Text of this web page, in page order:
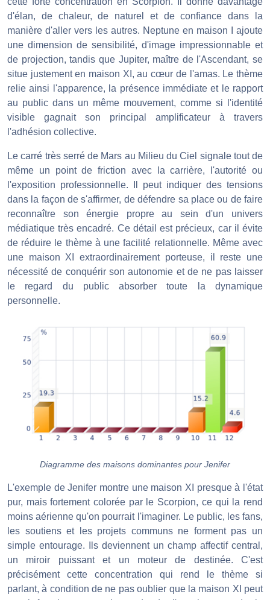
d'élan, de chaleur, de naturel et de confiance dans la
manière d'aller vers les autres. Neptune en maison I ajoute
une dimension de sensibilité, d'image impressionnable et
de projection, tandis que Jupiter, maître de l'Ascendant, se
situe justement en maison XI, au cœur de l'amas. Le thème
relie ainsi l'apparence, la présence immédiate et le rapport
au public dans un même mouvement, comme si l'identité
visible gagnait son principal amplificateur à travers
l'adhésion collective.
Le carré très serré de Mars au Milieu du Ciel signale tout de
même un point de friction avec la carrière, l'autorité ou
l'exposition professionnelle. Il peut indiquer des tensions
dans la façon de s'affirmer, de défendre sa place ou de faire
reconnaître son énergie propre au sein d'un univers
médiatique très encadré. Ce détail est précieux, car il évite
de réduire le thème à une facilité relationnelle. Même avec
une maison XI extraordinairement porteuse, il reste une
nécessité de conquérir son autonomie et de ne pas laisser
le regard du public absorber toute la dynamique
personnelle.
Diagramme des maisons dominantes pour Jenifer
L'exemple de Jenifer montre une maison XI presque à l'état
pur, mais fortement colorée par le Scorpion, ce qui la rend
moins aérienne qu'on pourrait l'imaginer. Le public, les fans,
les soutiens et les projets communs ne forment pas un
simple entourage. Ils deviennent un champ affectif central,
un miroir puissant et un moteur de destinée. C'est
précisément cette concentration qui rend le thème si
parlant, à condition de ne pas oublier que la maison XI peut